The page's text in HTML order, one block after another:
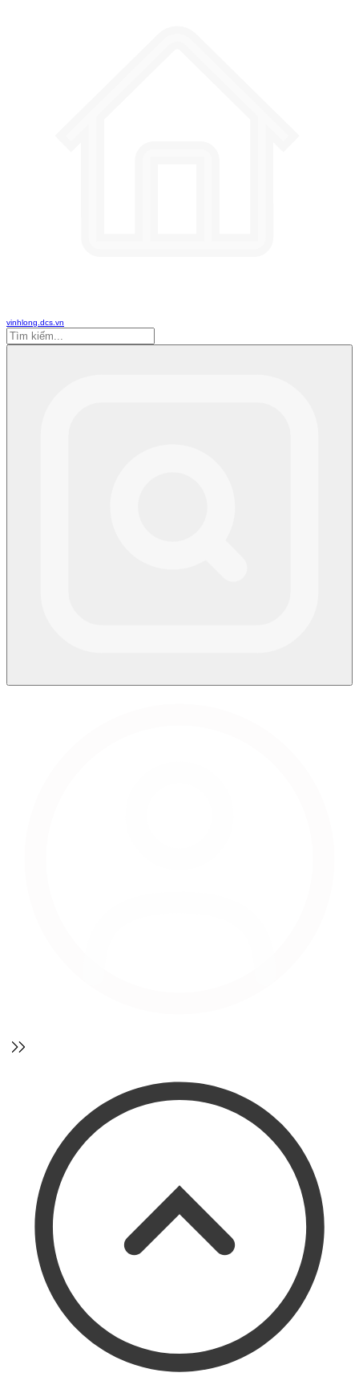
vinhlong.dcs.vn